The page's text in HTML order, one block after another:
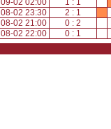
09-02 02:00 1 : 1
08-02 23:30 2 : 1
08-02 21:00 0 : 2
08-02 22:00 0 : 1